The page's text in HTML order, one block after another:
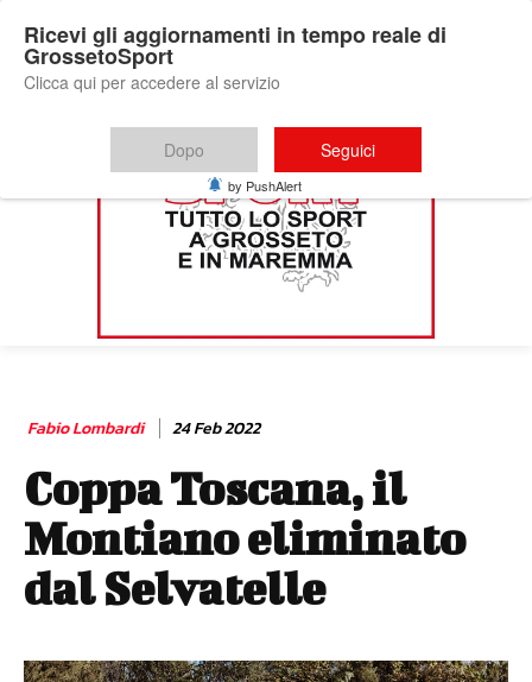
Fabio Lombardi 24 Feb 2022
Coppa Toscana, il
Montiano eliminato
dal Selvatelle
Ricevi gli aggiornamenti in tempo reale di
GrossetoSport
Clicca qui per accedere al servizio
Dopo Seguici
by PushAlert